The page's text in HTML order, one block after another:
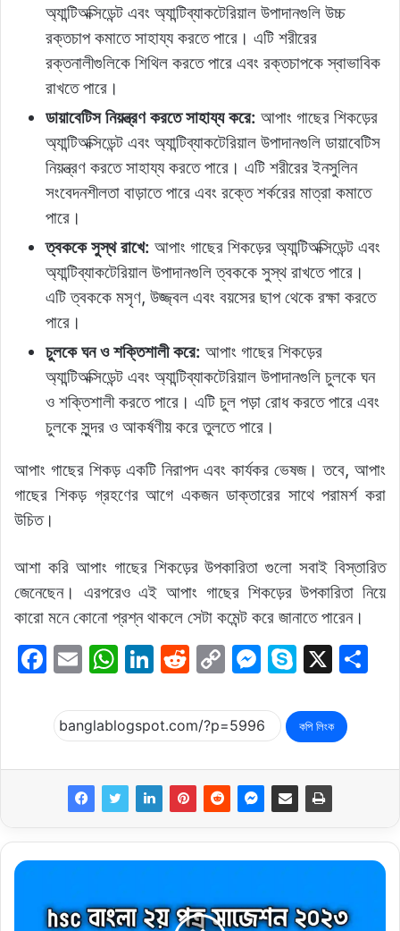
অ্যান্টিঅক্সিডেন্ট এবং অ্যান্টিব্যাকটেরিয়াল উপাদানগুলি উচ্চ
রক্তচাপ কমাতে সাহায্য করতে পারে। এটি শরীরের
রক্তনালীগুলিকে শিথিল করতে পারে এবং রক্তচাপকে স্বাভাবিক
রাখতে পারে।
ডায়াবেটিস নিয়ন্ত্রণ করতে সাহায্য করে: আপাং গাছের শিকড়ের
অ্যান্টিঅক্সিডেন্ট এবং অ্যান্টিব্যাকটেরিয়াল উপাদানগুলি ডায়াবেটিস
নিয়ন্ত্রণ করতে সাহায্য করতে পারে। এটি শরীরের ইনসুলিন
সংবেদনশীলতা বাড়াতে পারে এবং রক্তে শর্করের মাত্রা কমাতে
পারে।
ত্বককে সুস্থ রাখে: আপাং গাছের শিকড়ের অ্যান্টিঅক্সিডেন্ট এবং
অ্যান্টিব্যাকটেরিয়াল উপাদানগুলি ত্বককে সুস্থ রাখতে পারে।
এটি ত্বককে মসৃণ, উজ্জ্বল এবং বয়সের ছাপ থেকে রক্ষা করতে
পারে।
চুলকে ঘন ও শক্তিশালী করে: আপাং গাছের শিকড়ের
অ্যান্টিঅক্সিডেন্ট এবং অ্যান্টিব্যাকটেরিয়াল উপাদানগুলি চুলকে ঘন
ও শক্তিশালী করতে পারে। এটি চুল পড়া রোধ করতে পারে এবং
চুলকে সুন্দর ও আকর্ষণীয় করে তুলতে পারে।
আপাং গাছের শিকড় একটি নিরাপদ এবং কার্যকর ভেষজ। তবে, আপাং
গাছের শিকড় গ্রহণের আগে একজন ডাক্তারের সাথে পরামর্শ করা
উচিত।
আশা করি আপাং গাছের শিকড়ের উপকারিতা গুলো সবাই বিস্তারিত
জেনেছেন। এরপরেও এই আপাং গাছের শিকড়ের উপকারিতা নিয়ে
কারো মনে কোনো প্রশ্ন থাকলে সেটা কমেন্ট করে জানাতে পারেন।
F
c
e
b
k
E
ai
l
W
at
s
A
p
Li
k
e
dI
n
R
d
di
t
C
p
y
Li
n
M
s
s
e
n
er
S
y
p
e
X
কপি লিংক